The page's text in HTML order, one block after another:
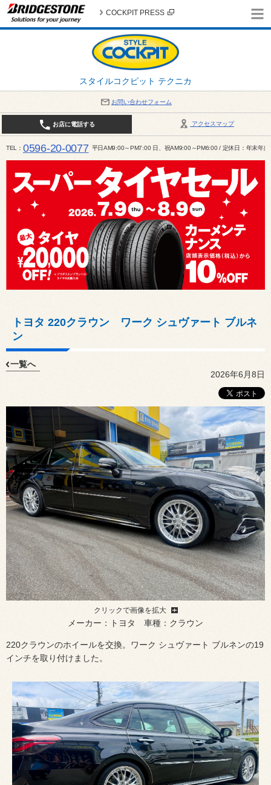
スタイルコクピット テクニカ
COCKPIT PRESS
お問い合わせフォーム
アクセスマップ
お店に電話する
TEL 0596-20-0077 平日AM9:00～PM7:00 日、祝AM9:00～PM6:00 / 定休日：年末年
トヨタ 220クラウン ワーク シュヴァート ブルネ
ン
一覧へ
2026年6月8日
クリックで画像を拡大
メーカー：トヨタ 車種：クラウン
220クラウンのホイールを交換。ワーク シュヴァート ブルネンの19
インチを取り付けました。